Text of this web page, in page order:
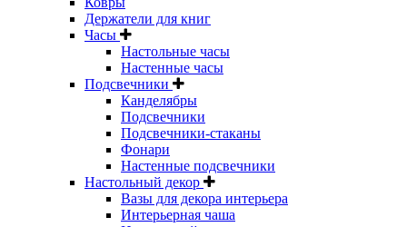
Держатели для книг
Часы
Настольные часы
Настенные часы
Подсвечники
Канделябры
Подсвечники
Подсвечники-стаканы
Фонари
Настенные подсвечники
Настольный декор
Вазы для декора интерьера
Интерьерная чаша